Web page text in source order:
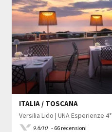
ITALIA / TOSCANA
Versilia Lido | UNA Esperienze 4*
9.6/10 - 66 recensioni